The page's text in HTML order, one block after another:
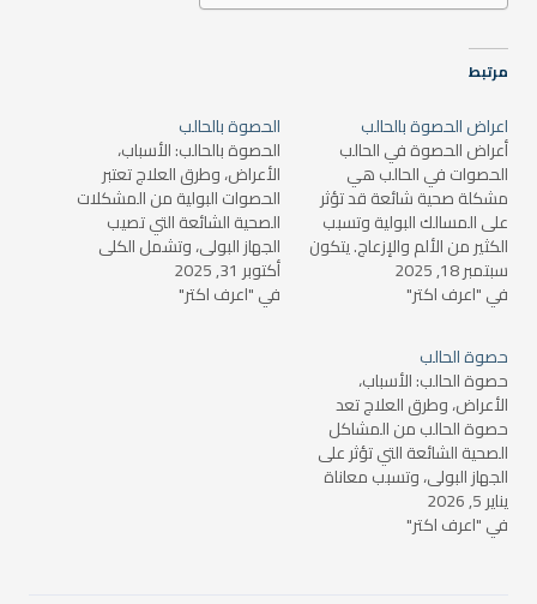
مرتبط
اعراض الحصوة بالحالب
أعراض الحصوة في الحالب
الحصوات في الحالب هي
مشكلة صحية شائعة قد تؤثر
على المسالك البولية وتسبب
الكثير من الألم والإزعاج. يتكون
الحالب من أنابيب تربط الكلى
بالمثانة، وعندما تتشكل
مشاكل صحية متنوعة. في
هذا المقال، سنناقش أعراض
الحصوة في…
سبتمبر 18, 2025
في "اعرف اكتر"
الحصوة بالحالب
الحصوة بالحالب: الأسباب،
الأعراض، وطرق العلاج تعتبر
الحصوات البولية من المشكلات
الصحية الشائعة التي تصيب
الجهاز البولي، وتشمل الكلى
والحالب والمثانة. الحصوة
بالحالب هي نوع من الحصوات
أكتوبر 31, 2025
في "اعرف اكتر"
حصوة الحالب
حصوة الحالب: الأسباب،
الأعراض، وطرق العلاج تعد
حصوة الحالب من المشاكل
الصحية الشائعة التي تؤثر على
الجهاز البولي، وتسبب معاناة
شديدة للمصابين بها. قد تكون
هذه الحصوات صغيرة جدًا
يناير 5, 2026
في "اعرف اكتر"